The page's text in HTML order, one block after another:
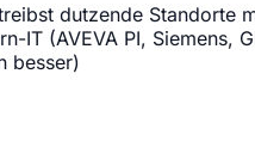
dutzende Standorte
IT (AVEVA PI, Siemens,
besser)